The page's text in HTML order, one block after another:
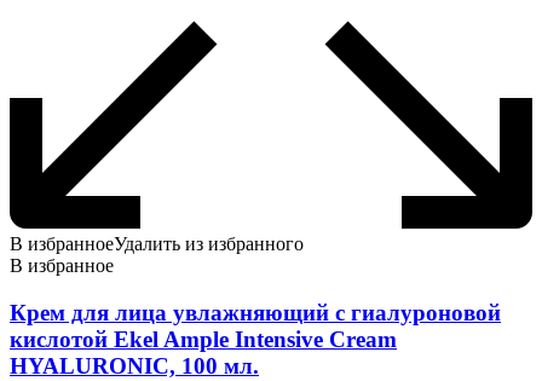
В избранноеУдалить из избранного
В избранное
Крем для лица увлажняющий с гиалуроновой
кислотой Ekel Ample Intensive Cream
HYALURONIC, 100 мл.